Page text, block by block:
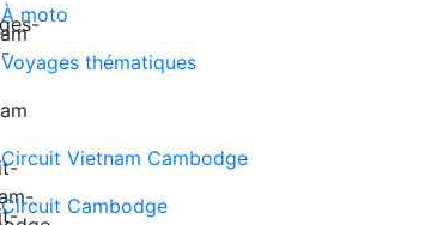
À moto
Voyages thématiques
Circuit Vietnam Cambodge
Circuit Cambodge